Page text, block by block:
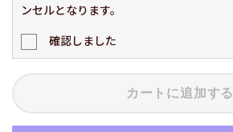
ンセルとなります。
確認しました
カートに追加する